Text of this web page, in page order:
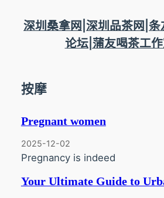
深圳桑拿网|深圳品茶网|
论坛|蒲友喝茶工
按摩
Pregnant women
2025-12-02
Pregnancy is indeed
Your Ultimate Guide to